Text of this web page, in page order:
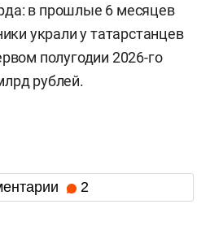
в прошлые 6 месяцев
украли у татарстанцев
полугодии 2026-го
рублей.
2